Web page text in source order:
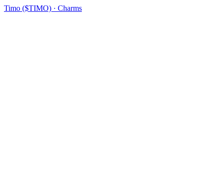
Timo ($TIMO) · Charms